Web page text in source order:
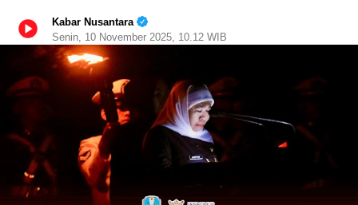
Kabar Nusantara
Senin, 10 November 2025, 10.12 WIB